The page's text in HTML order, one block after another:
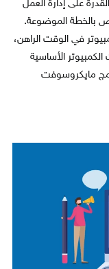
على إدارة العمل
بالخطة الموضوعة.
في الوقت الراهن،
الأساسية
مايكروسوفت